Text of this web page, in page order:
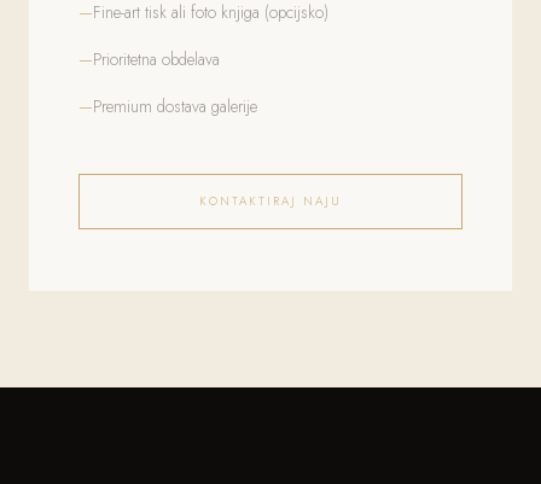
Fine-art tisk ali foto knjiga (opcijsko)
Prioritetna obdelava
Premium dostava galerije
KONTAKTIRAJ NAJU